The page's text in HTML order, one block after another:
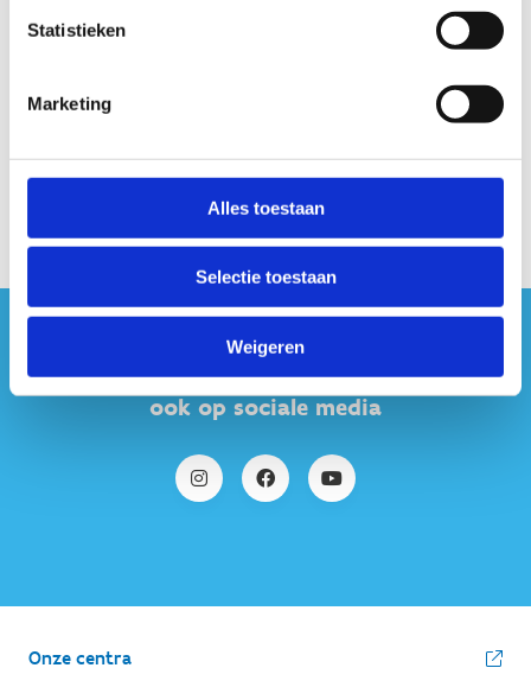
Statistieken
Marketing
Alles toestaan
Selectie toestaan
Weigeren
#sportersbelevenmeer
ook op sociale media
Onze centra